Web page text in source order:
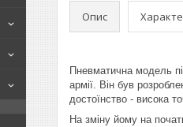
Опис
Пневматична модель
армії. Він був
достоїнство - висока
На зміну йому на